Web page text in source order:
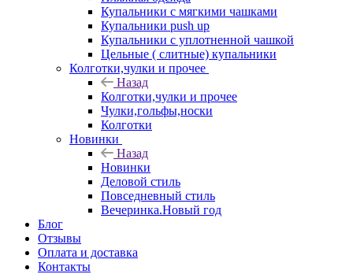
Купальники с мягкими чашками
Купальники push up
Купальники с уплотненной чашкой
Цельные ( слитные) купальники
Колготки,чулки и прочее
Назад
Колготки,чулки и прочее
Чулки,гольфы,носки
Колготки
Новинки
Назад
Новинки
Деловой стиль
Повседневный стиль
Вечеринка.Новый год
Блог
Отзывы
Оплата и доставка
Контакты